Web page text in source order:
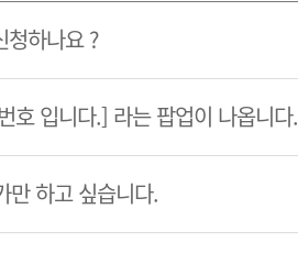
청하나요 ?
호 입니다.] 라는 팝업이 나옵니다.
만 하고 싶습니다.